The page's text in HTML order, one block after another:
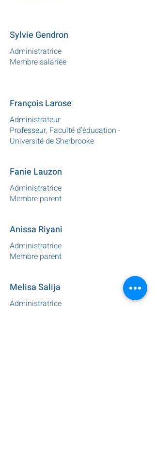
Sylvie Gendron
Administratrice
Membre salariée
François Larose
Administrateur
Professeur, Faculté d'éducation -
Université de Sherbrooke
Fanie Lauzon
Administratrice
Membre parent
Anissa Riyani
Administratrice
Membre parent
Melisa Salija
Administratrice